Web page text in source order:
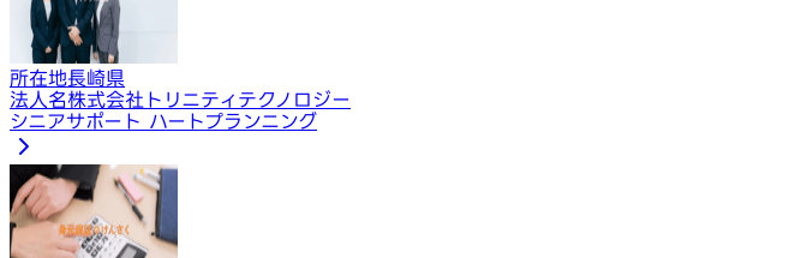
所在地長崎県
法人名株式会社トリニティテクノロジー
シニアサポート ハートプランニング